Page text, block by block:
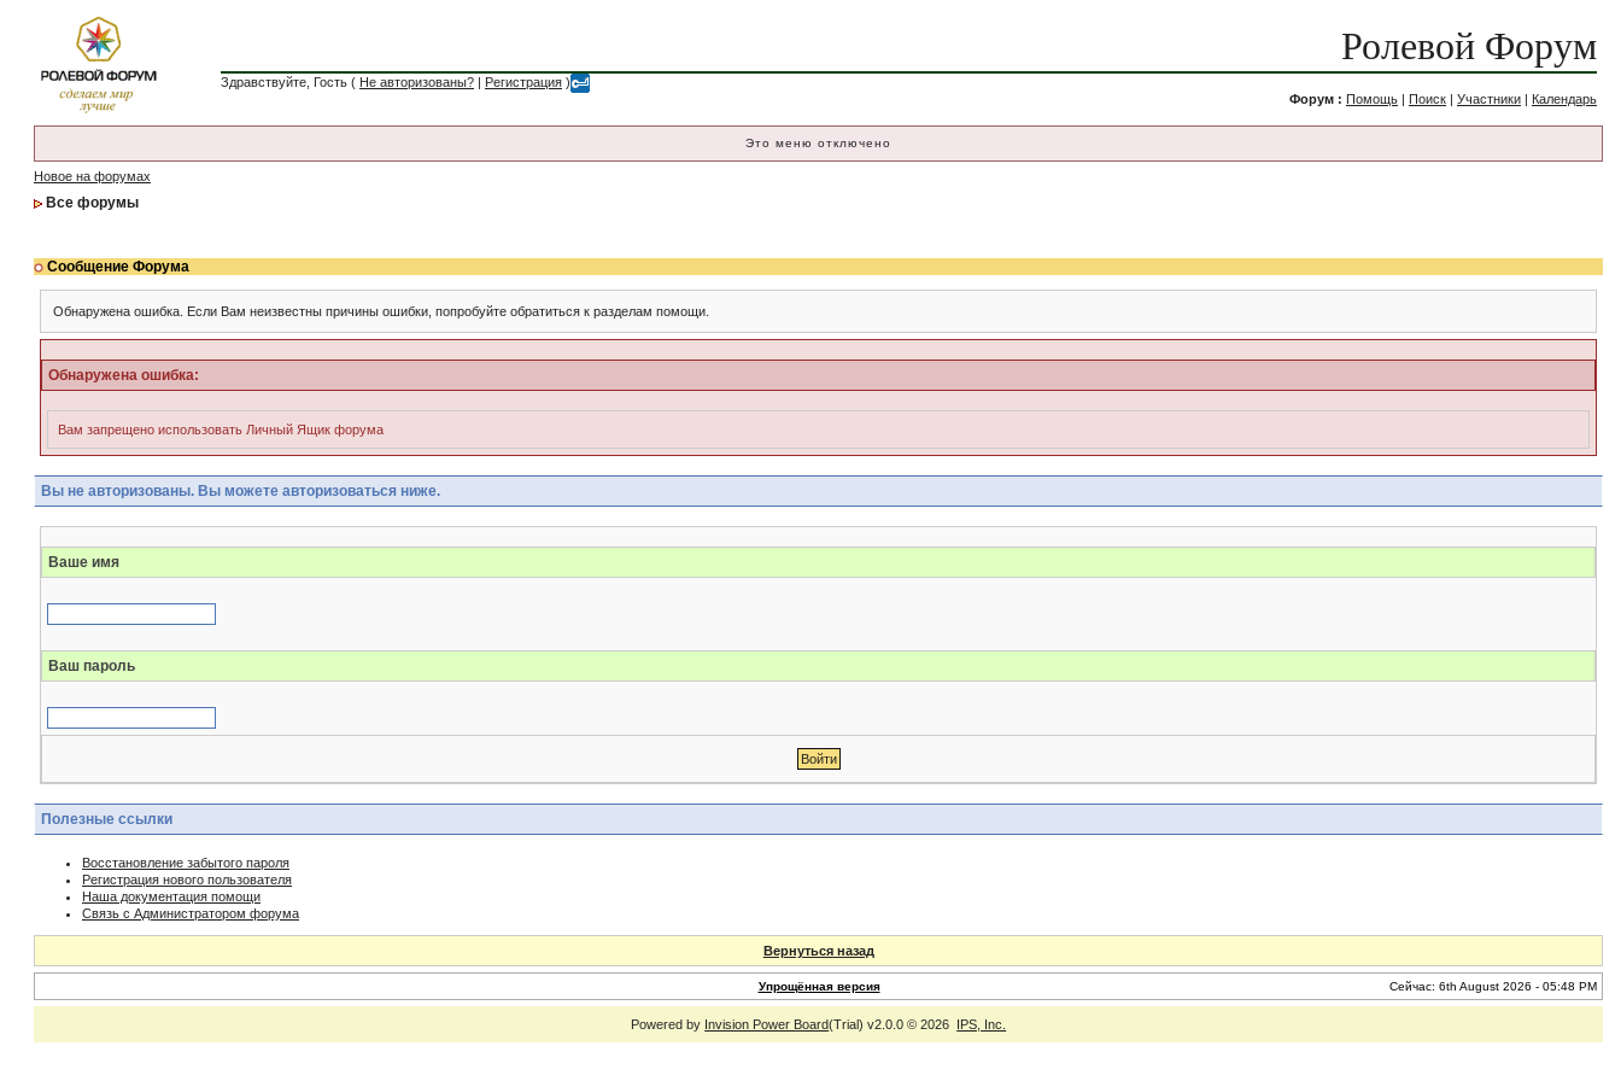
Ролевой Форум
Здравствуйте, Гость ( Не авторизованы? | Регистрация )
Форум : Помощь | Поиск | Участники | Календарь
Это меню отключено
Новое на форумах
Все форумы
Сообщение Форума
Обнаружена ошибка. Если Вам неизвестны причины ошибки, попробуйте обратиться к разделам помощи.
Обнаружена ошибка:
Вам запрещено использовать Личный Ящик форума
Вы не авторизованы. Вы можете авторизоваться ниже.
Ваше имя
Ваш пароль
Полезные ссылки
Восстановление забытого пароля
Регистрация нового пользователя
Наша документация помощи
Связь с Администратором форума
Вернуться назад
Упрощённая версия Сейчас: 6th August 2026 - 05:48 PM
Powered by Invision Power Board(Trial) v2.0.0 © 2026 IPS, Inc.